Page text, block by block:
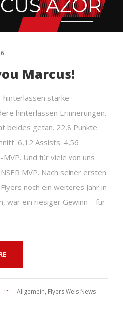
Marcus!
hinterlassen starke
hinterlassen Erinnerungen.
beides getan. 22,8 Punkte
6,12 Assists. 4,56
MVP. Und für viele von uns
MVP. Nach seiner ersten
noch ein weiteres Jahr in
war ein riesiger Gewinn – für
Allgemein, Flyers Wels News